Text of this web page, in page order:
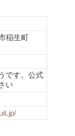
稲生町
です。公式
い